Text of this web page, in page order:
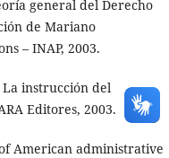
general del Derecho
de Mariano
– INAP, 2003.
La instrucción del
Editores, 2003.
American administrative